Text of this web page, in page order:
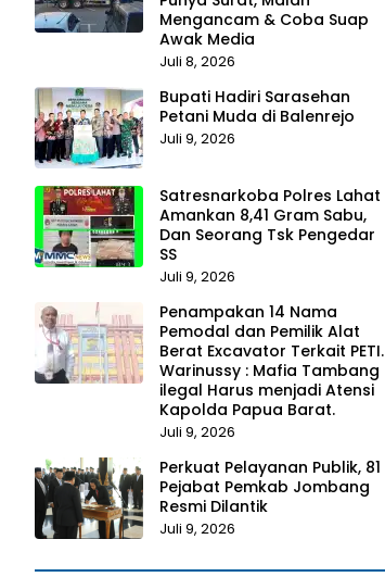
Mengancam & Coba Suap
Awak Media
Juli 8, 2026
Bupati Hadiri Sarasehan
Petani Muda di Balenrejo
Juli 9, 2026
Satresnarkoba Polres Lahat
Amankan 8,41 Gram Sabu,
Dan Seorang Tsk Pengedar
SS
Juli 9, 2026
Penampakan 14 Nama
Pemodal dan Pemilik Alat
Berat Excavator Terkait PETI.
Warinussy : Mafia Tambang
ilegal Harus menjadi Atensi
Kapolda Papua Barat.
Juli 9, 2026
Perkuat Pelayanan Publik, 81
Pejabat Pemkab Jombang
Resmi Dilantik
Juli 9, 2026